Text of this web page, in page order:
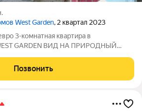
West Garden, 2 квартал 2023
3-комнатная квартира в
GARDEN ВИД НА ПРИРОДНЫЙ
комнаты, 2 санузла. Высота
О ЖИЛОМ КОМПЛЕКСЕ: Жилой
Позвонить